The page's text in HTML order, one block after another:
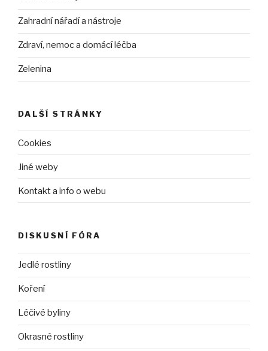
Zahradní nářadí a nástroje
Zdraví, nemoc a domácí léčba
Zelenina
DALŠÍ STRÁNKY
Cookies
Jiné weby
Kontakt a info o webu
DISKUSNÍ FÓRA
Jedlé rostliny
Koření
Léčivé byliny
Okrasné rostliny